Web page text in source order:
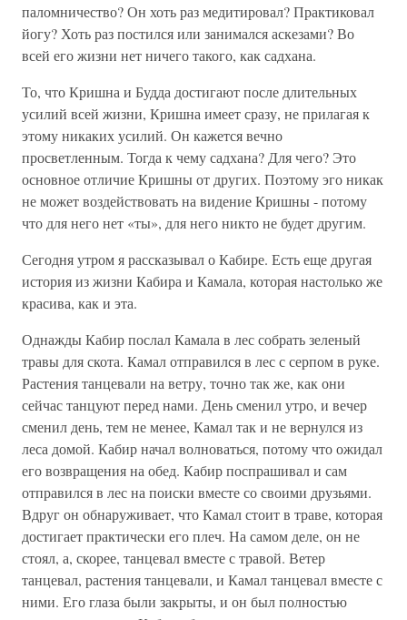
паломничество? Он хоть раз медитировал? Практиковал
йогу? Хоть раз постился или занимался аскезами? Во
всей его жизни нет ничего такого, как садхана.
То, что Кришна и Будда достигают после длительных
усилий всей жизни, Кришна имеет сразу, не прилагая к
этому никаких усилий. Он кажется вечно
просветленным. Тогда к чему садхана? Для чего? Это
основное отличие Кришны от других. Поэтому эго никак
не может воздействовать на видение Кришны - потому
что для него нет «ты», для него никто не будет другим.
Сегодня утром я рассказывал о Кабире. Есть еще другая
история из жизни Кабира и Камала, которая настолько же
красива, как и эта.
Однажды Кабир послал Камала в лес собрать зеленый
травы для скота. Камал отправился в лес с серпом в руке.
Растения танцевали на ветру, точно так же, как они
сейчас танцуют перед нами. День сменил утро, и вечер
сменил день, тем не менее, Камал так и не вернулся из
леса домой. Кабир начал волноваться, потому что ожидал
его возвращения на обед. Кабир поспрашивал и сам
отправился в лес на поиски вместе со своими друзьями.
Вдруг он обнаруживает, что Камал стоит в траве, которая
достигает практически его плеч. На самом деле, он не
стоял, а, скорее, танцевал вместе с травой. Ветер
танцевал, растения танцевали, и Камал танцевал вместе с
ними. Его глаза были закрыты, и он был полностью